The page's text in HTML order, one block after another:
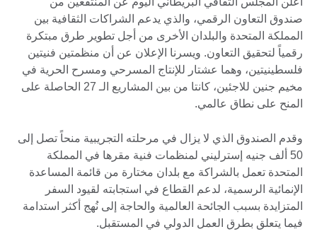
صندوق التعاون الرقمي، والذي يدعم الشراكات الثقافية بين
المملكة المتحدة والبلدان الأخرى من أجل تطوير طرق مبتكرة
رقمياً لتحقيق التعاون. ويسرنا الإعلان عن أن منظمتين فنيتين
فلسطينيتين، وهما عشتار للإنتاج المسرحي ومسرح الحرية في
مخيم جنين للاجئين، كانتا من بين المشاريع الـ 27 الحاصلة على
المنح على نطاق عالمي.
وقدم الصندوق الذي لا يزال في مرحلته التجريبية منحاً تصل إلى
50 ألف جنيه إسترليني لمنظمات فنية مقرها في المملكة
المتحدة تعمل بالشراكة مع بلدان مختارة من قائمة المساعدة
الإنمائية الرسمية، لدعم القطاع في استجابته لقيود السفر
المتزايدة بسبب الجائحة العالمية والحاجة إلى نُهج أكثر استدامة
فيما يتعلق بطرق العمل الدولي في المستقبل.